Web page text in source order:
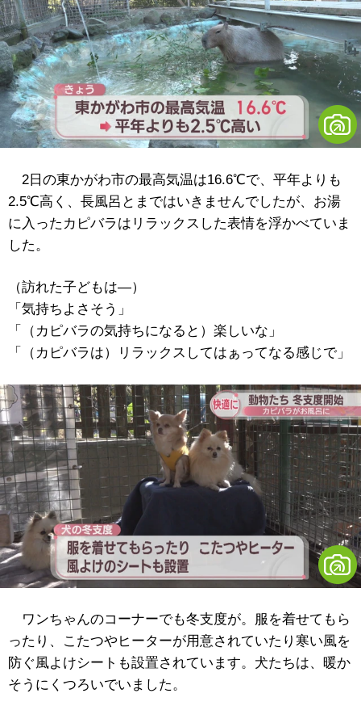
2日の東かがわ市の最高気温は16.6℃で、平年よりも
2.5℃高く、長風呂とまではいきませんでしたが、お湯
に入ったカピバラはリラックスした表情を浮かべていま
した。
（訪れた子どもは―）
「気持ちよさそう」
「（カピバラの気持ちになると）楽しいな」
「（カピバラは）リラックスしてはぁってなる感じで」
ワンちゃんのコーナーでも冬支度が。服を着せてもら
ったり、こたつやヒーターが用意されていたり寒い風を
防ぐ風よけシートも設置されています。犬たちは、暖か
そうにくつろいでいました。